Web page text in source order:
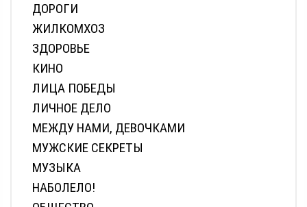
ДОРОГИ
ЖИЛКОМХОЗ
ЗДОРОВЬЕ
КИНО
ЛИЦА ПОБЕДЫ
ЛИЧНОЕ ДЕЛО
МЕЖДУ НАМИ, ДЕВОЧКАМИ
МУЖСКИЕ СЕКРЕТЫ
МУЗЫКА
НАБОЛЕЛО!